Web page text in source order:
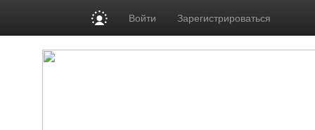
Войти Зарегистрироваться